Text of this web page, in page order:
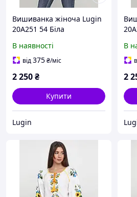
Вишиванка жіноча Lugin
20А251 54 Біла
В наявності
від375₴/міс
2 250₴
Купити
Lugin
В
2